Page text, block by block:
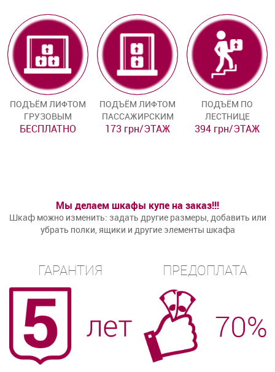
ПОДЪЁМ ЛИФТОМ
ГРУЗОВЫМ
БЕСПЛАТНО
ПОДЪЁМ ЛИФТОМ
ПАССАЖИРСКИМ
173 грн/ЭТАЖ
ПОДЪЁМ ПО
ЛЕСТНИЦЕ
394 грн/ЭТАЖ
Мы делаем шкафы купе на заказ!!!
Шкаф можно изменить: задать другие размеры, добавить или
убрать полки, ящики и другие элементы шкафа
ГАРАНТИЯ ПРЕДОПЛАТА